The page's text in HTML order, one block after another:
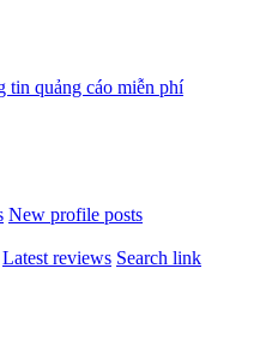
New profile posts
Latest reviews Search link